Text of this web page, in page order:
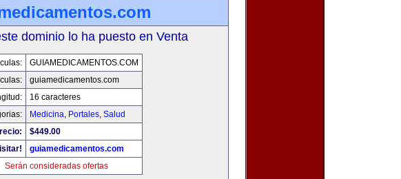
dominio lo ha puesto en Venta
GUIAMEDICAMENTOS.COM
guiamedicamentos.com
16 caracteres
Medicina, Portales, Salud
$449.00
guiamedicamentos.com
Serán consideradas ofertas